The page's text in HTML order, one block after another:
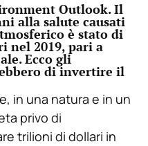
Outlook. Il
alla salute causati
è stato di
nel 2019, pari a
Ecco gli
di invertire il
in una natura e in un
privo di
trilioni di dollari in